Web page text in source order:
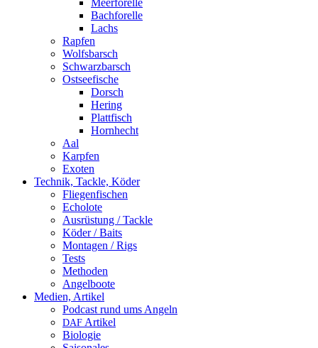
Meerforelle
Bachforelle
Lachs
Rapfen
Wolfsbarsch
Schwarzbarsch
Ostseefische
Dorsch
Hering
Plattfisch
Hornhecht
Aal
Karpfen
Exoten
Technik, Tackle, Köder
Fliegenfischen
Echolote
Ausrüstung / Tackle
Köder / Baits
Montagen / Rigs
Tests
Methoden
Angelboote
Medien, Artikel
Podcast rund ums Angeln
DAF Artikel
Biologie